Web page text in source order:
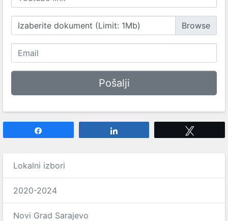
Izaberite dokument (Limit: 1Mb)
Lokalni izbori
2020-2024
Novi Grad Sarajevo